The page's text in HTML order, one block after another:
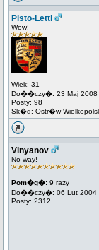
Pisto-Letti
Wow!
Wiek: 31
Do��czy�: 23 Maj 2008
Posty: 98
Sk�d: Ostr�w
Vinyanov
No way!
Pom�g�: 9 razy
Do��czy�: 06 Lut 2004
Posty: 2312